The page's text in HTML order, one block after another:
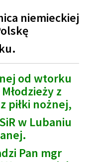
niemieckiej
od wtorku
z
piłki nożnej,
w Lubaniu
Pan mgr